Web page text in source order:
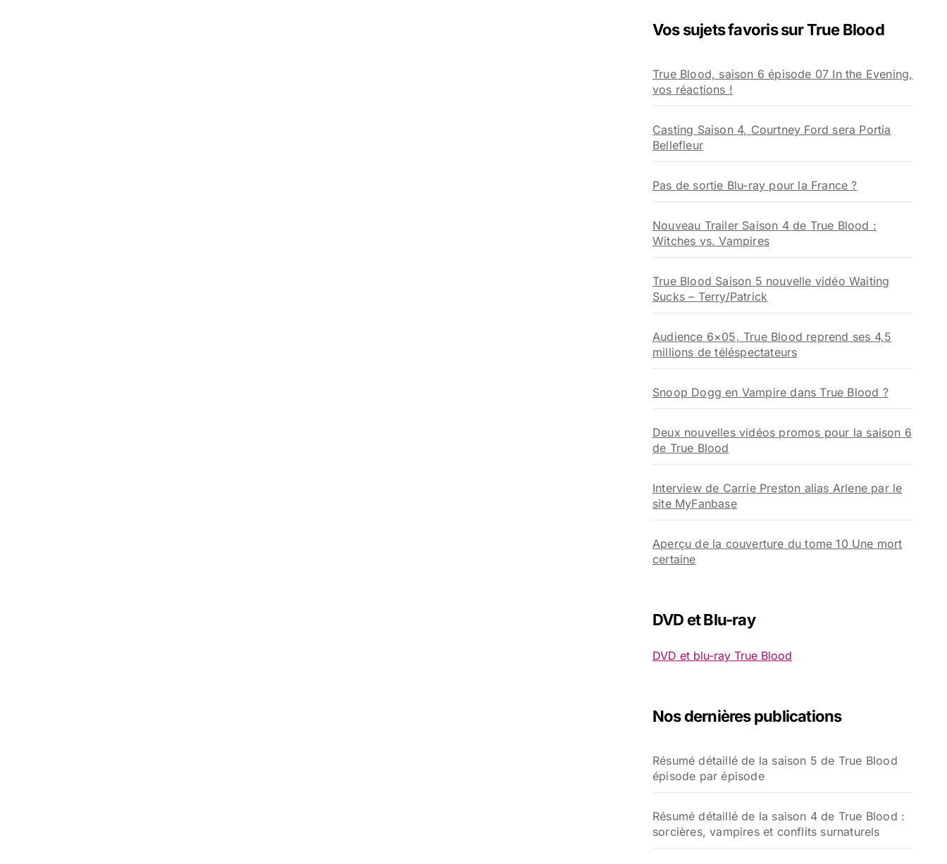
r
e
r
Vos sujets favoris sur True Blood
True Blood, saison 6 épisode 07 In the Evening,
vos réactions !
Casting Saison 4, Courtney Ford sera Portia
Bellefleur
Pas de sortie Blu-ray pour la France ?
Nouveau Trailer Saison 4 de True Blood :
Witches vs. Vampires
True Blood Saison 5 nouvelle vidéo Waiting
Sucks – Terry/Patrick
Audience 6×05, True Blood reprend ses 4,5
millions de téléspectateurs
Snoop Dogg en Vampire dans True Blood ?
Deux nouvelles vidéos promos pour la saison 6
de True Blood
Interview de Carrie Preston alias Arlene par le
site MyFanbase
Aperçu de la couverture du tome 10 Une mort
certaine
DVD et Blu-ray
DVD et blu-ray True Blood
Nos dernières publications
Résumé détaillé de la saison 5 de True Blood
épisode par épisode
Résumé détaillé de la saison 4 de True Blood :
sorcières, vampires et conflits surnaturels